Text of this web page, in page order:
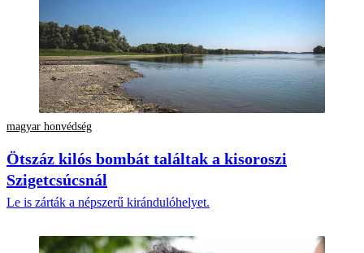
magyar honvédség
Ötszáz kilós bombát találtak a kisoroszi
Szigetcsúcsnál
Le is zárták a népszerű kirándulóhelyet.